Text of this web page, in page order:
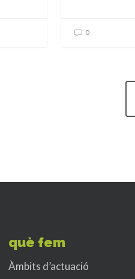
0
què fem
Àmbits d’actuació